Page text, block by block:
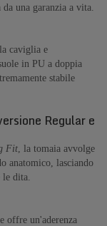
una garanzia a vita.
caviglia e
in PU a doppia
stabile
Regular e
Fit, la tomaia avvolge
anatomico, lasciando
le dita.
offre un'aderenza